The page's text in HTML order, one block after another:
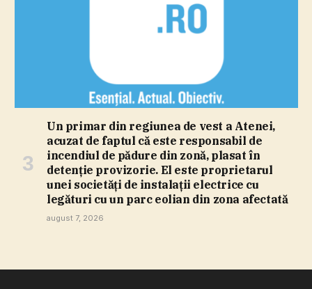
Un primar din regiunea de vest a Atenei,
acuzat de faptul că este responsabil de
incendiul de pădure din zonă, plasat în
detenţie provizorie. El este proprietarul
unei societăţi de instalaţii electrice cu
legături cu un parc eolian din zona afectată
august 7, 2026